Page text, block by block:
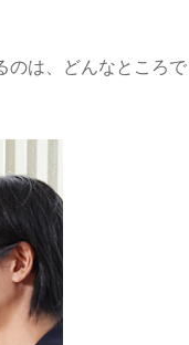
のは、どんなところで